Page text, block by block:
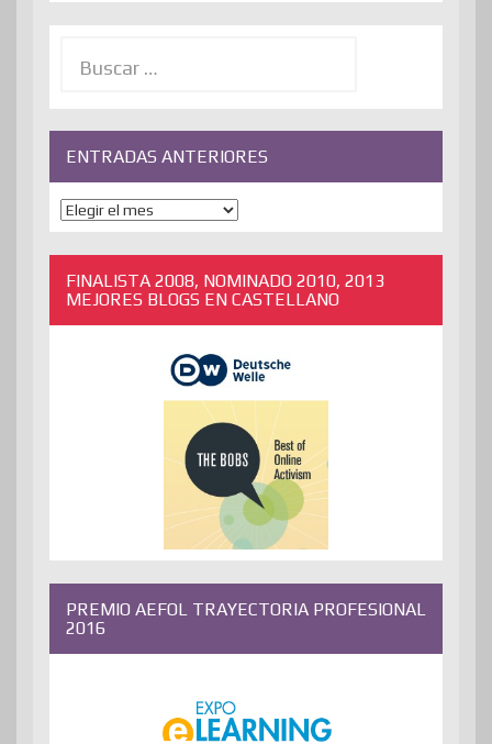
ENTRADAS ANTERIORES
ENTRADAS
ANTERIORES
FINALISTA 2008, NOMINADO 2010, 2013
MEJORES BLOGS EN CASTELLANO
PREMIO AEFOL TRAYECTORIA PROFESIONAL
2016